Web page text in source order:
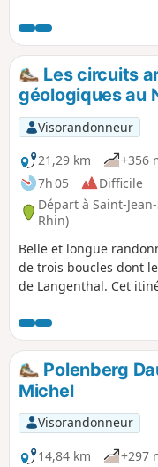
Les circuits
géologiques au
Visorandonneur
21,29 km
+356
7h 05
Difficile
Départ à Saint-
Rhin)
Belle et longue
de trois boucles dont
de Langenthal. Cet
de Eckartswiller, Saint-
Saverne. Elle satisfait
s'intéressent au riche
géologique de cette
Polenberg
Michel
Visorandonneur
14,84 km
+297